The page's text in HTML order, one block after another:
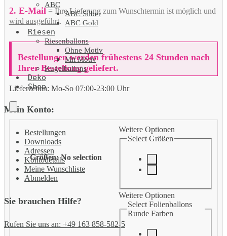
ABC
ABC Silber
ABC Gold
Riesen
Riesenballons
Ohne Motiv
Mit Motiv
Kugelballons
Deko
Shop
Mein Konto:
Bestellungen
Downloads
Adressen
Kontodetails
Meine Wunschliste
Abmelden
Sie brauchen Hilfe?
Rufen Sie uns an: +49 163 858-582-5
2. E-Mail= Ihre Lieferung zum Wunschtermin ist möglich und
wird ausgeführt.
Bestellungen werden frühestens 24 Stunden nach
Ihrer Bestellung geliefert.
Lieferzeiten: Mo-So 07:00-23:00 Uhr
Größen: No selection
Weitere Optionen
Select Größen
Weitere Optionen
Select Folienballons
Runde Farben